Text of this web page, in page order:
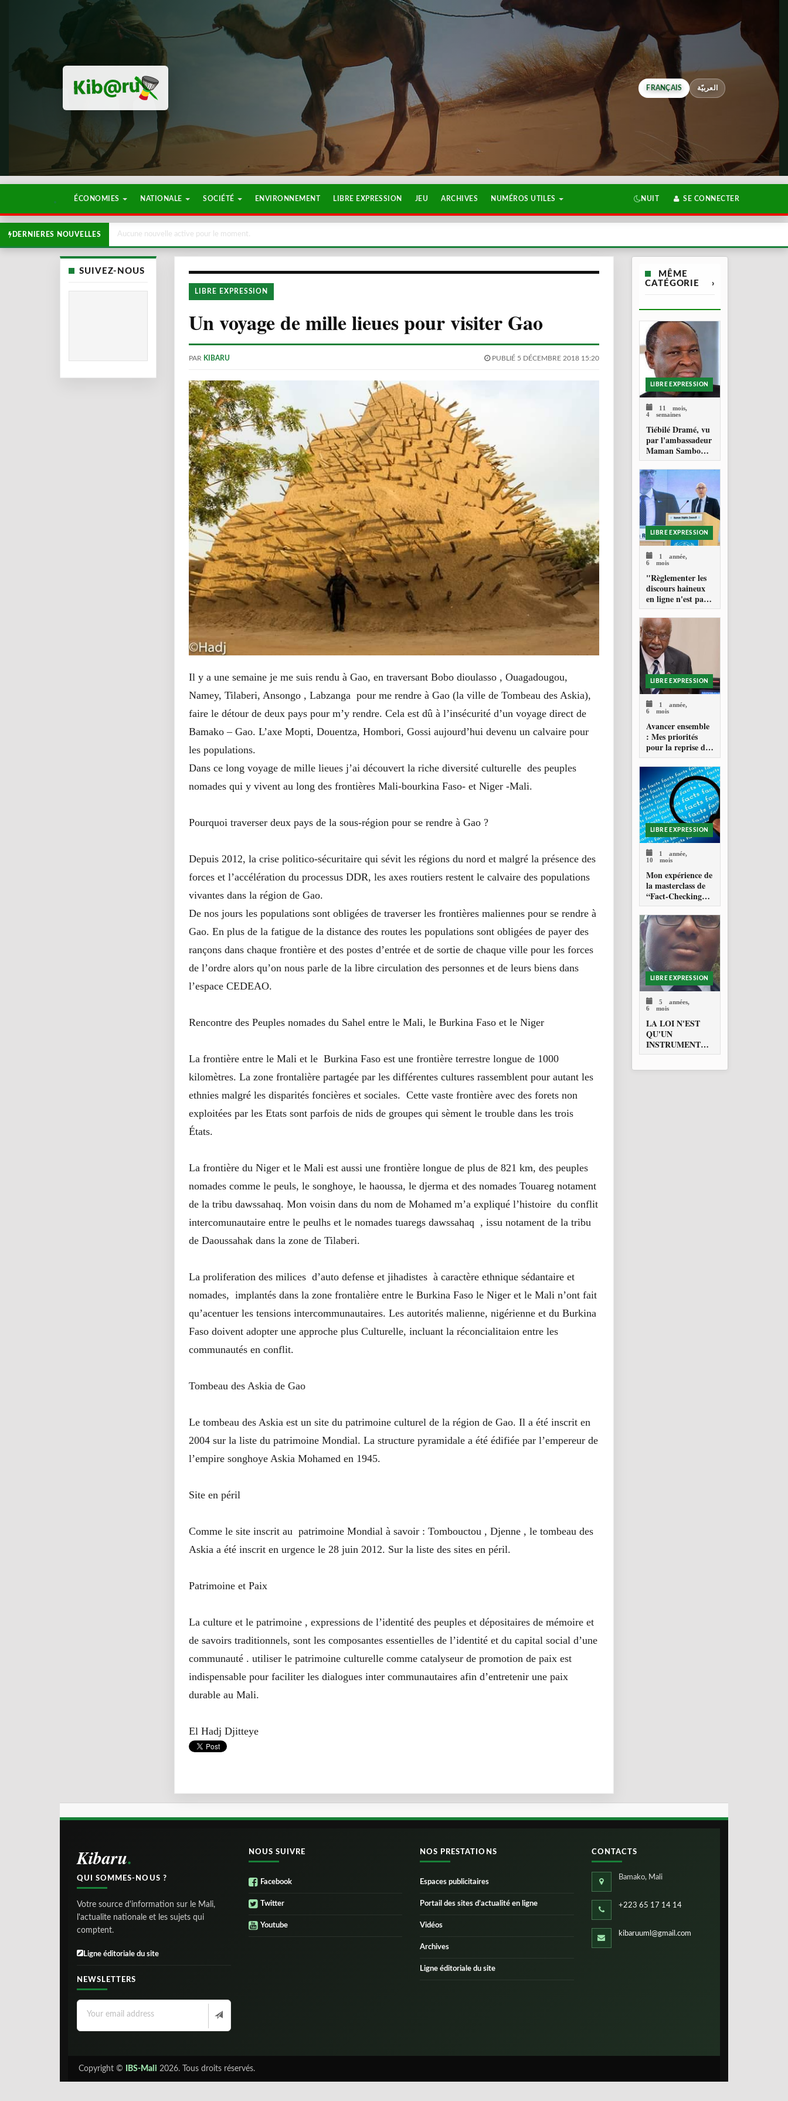
FRANÇAIS العربيّة
ÉCONOMIES NATIONALE SOCIÉTÉ ENVIRONNEMENT LIBRE EXPRESSION JEU ARCHIVES NUMÉROS UTILES NUIT SE CONNECTER
DERNIERES NOUVELLES Aucune nouvelle active pour le moment.
SUIVEZ-NOUS
LIBRE EXPRESSION
Un voyage de mille lieues pour visiter Gao
PAR KIBARU PUBLIÉ 5 DÉCEMBRE 2018 15:20
Il y a une semaine je me suis rendu à Gao, en traversant Bobo dioulasso , Ouagadougou,
Namey, Tilaberi, Ansongo , Labzanga pour me rendre à Gao (la ville de Tombeau des Askia),
faire le détour de deux pays pour m’y rendre. Cela est dû à l’insécurité d’un voyage direct de
Bamako – Gao. L’axe Mopti, Douentza, Hombori, Gossi aujourd’hui devenu un calvaire pour
les populations.
Dans ce long voyage de mille lieues j’ai découvert la riche diversité culturelle des peuples
nomades qui y vivent au long des frontières Mali-bourkina Faso- et Niger -Mali.
Pourquoi traverser deux pays de la sous-région pour se rendre à Gao ?
Depuis 2012, la crise politico-sécuritaire qui sévit les régions du nord et malgré la présence des
forces et l’accélération du processus DDR, les axes routiers restent le calvaire des populations
vivantes dans la région de Gao.
De nos jours les populations sont obligées de traverser les frontières maliennes pour se rendre à
Gao. En plus de la fatigue de la distance des routes les populations sont obligées de payer des
rançons dans chaque frontière et des postes d’entrée et de sortie de chaque ville pour les forces
de l’ordre alors qu’on nous parle de la libre circulation des personnes et de leurs biens dans
l’espace CEDEAO.
Rencontre des Peuples nomades du Sahel entre le Mali, le Burkina Faso et le Niger
La frontière entre le Mali et le Burkina Faso est une frontière terrestre longue de 1000
kilomètres. La zone frontalière partagée par les différentes cultures rassemblent pour autant les
ethnies malgré les disparités foncières et sociales. Cette vaste frontière avec des forets non
exploitées par les Etats sont parfois de nids de groupes qui sèment le trouble dans les trois
États.
La frontière du Niger et le Mali est aussi une frontière longue de plus de 821 km, des peuples
nomades comme le peuls, le songhoye, le haoussa, le djerma et des nomades Touareg notament
de la tribu dawssahaq. Mon voisin dans du nom de Mohamed m’a expliqué l’histoire du conflit
intercomunautaire entre le peulhs et le nomades tuaregs dawssahaq , issu notament de la tribu
de Daoussahak dans la zone de Tilaberi.
La proliferation des milices d’auto defense et jihadistes à caractère ethnique sédantaire et
nomades, implantés dans la zone frontalière entre le Burkina Faso le Niger et le Mali n’ont fait
qu’acentuer les tensions intercommunautaires. Les autorités malienne, nigérienne et du Burkina
Faso doivent adopter une approche plus Culturelle, incluant la réconcialitaion entre les
communautés en conflit.
Tombeau des Askia de Gao
Le tombeau des Askia est un site du patrimoine culturel de la région de Gao. Il a été inscrit en
2004 sur la liste du patrimoine Mondial. La structure pyramidale a été édifiée par l’empereur de
l’empire songhoye Askia Mohamed en 1945.
Site en péril
Comme le site inscrit au patrimoine Mondial à savoir : Tombouctou , Djenne , le tombeau des
Askia a été inscrit en urgence le 28 juin 2012. Sur la liste des sites en péril.
Patrimoine et Paix
La culture et le patrimoine , expressions de l’identité des peuples et dépositaires de mémoire et
de savoirs traditionnels, sont les composantes essentielles de l’identité et du capital social d’une
communauté . utiliser le patrimoine culturelle comme catalyseur de promotion de paix est
indispensable pour faciliter les dialogues inter communautaires afin d’entretenir une paix
durable au Mali.
El Hadj Djitteye
MÊME
CATÉGORIE
›
LIBRE EXPRESSION
11 mois,
4 semaines
Tiébilé Dramé, vu
par l'ambassadeur
Maman Sambo
SIDIKOU :
hommage à un
Homme d'Etat - et
une source
d'inspiration
LIBRE EXPRESSION
1 année,
6 mois
"Règlementer les
discours haineux
en ligne n'est pas
de la censure "
LIBRE EXPRESSION
1 année,
6 mois
Avancer ensemble
: Mes priorités
pour la reprise de
la 79e session de
l'assemblée
générale des
Nations Unies
LIBRE EXPRESSION
1 année,
10 mois
Mon expérience de
la masterclass de
“Fact-Checking”
organisée par
Code for Africa
dans le cadre de la
lutte contre la
désinformation en
Afrique
LIBRE EXPRESSION
5 années,
6 mois
LA LOI N'EST
QU'UN
INSTRUMENT
DE
Kibaru
QUI SOMMES-NOUS ?
Votre source d'information sur le Mali,
l'actualite nationale et les sujets qui
comptent.
Ligne éditoriale du site
NEWSLETTERS
NOUS SUIVRE
Facebook
Twitter
Youtube
NOS PRESTATIONS
Espaces publicitaires
Portail des sites d’actualité en ligne
Vidéos
Archives
Ligne éditoriale du site
CONTACTS
Bamako, Mali
+223 65 17 14 14
kibaruuml@gmail.com
Copyright © IBS-Mali 2026. Tous droits réservés.